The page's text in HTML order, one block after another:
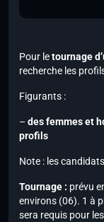
Pour letournage
recherche les
Figurants :
– des femmes et
profils
Note : les
Tournage : prévu
environs (06). 1 à
sera requis pour